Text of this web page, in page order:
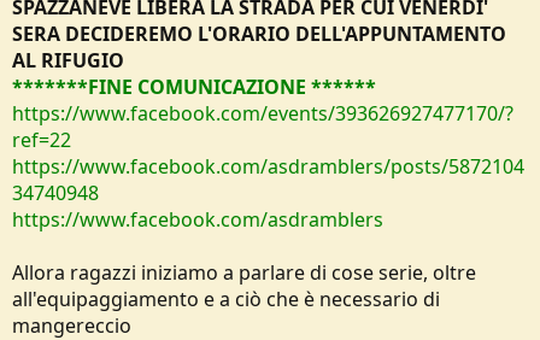
SPAZZANEVE LIBERA LA STRADA PER CUI VENERDI'
SERA DECIDEREMO L'ORARIO DELL'APPUNTAMENTO
AL RIFUGIO
*******FINE COMUNICAZIONE ******
https://www.facebook.com/events/393626927477170/?
ref=22
https://www.facebook.com/asdramblers/posts/5872104
34740948
https://www.facebook.com/asdramblers
Allora ragazzi iniziamo a parlare di cose serie, oltre
all'equipaggiamento e a ciò che è necessario di
mangereccio